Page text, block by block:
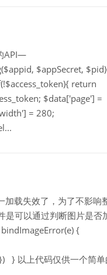
API—
$appSecret,
return
$data['page'] =
= 280;
加载失效了，为了不影响
是可以通过判断图片是否
{
以上代码仅供一个简单